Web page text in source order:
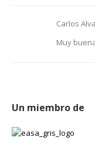
Carlos
Muy
Un miembro de